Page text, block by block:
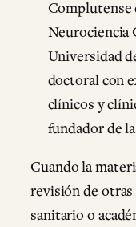
Complutense
Neurociencia
Universidad
doctoral con
clínicos y
fundador de
Cuando la
revisión de
sanitario o